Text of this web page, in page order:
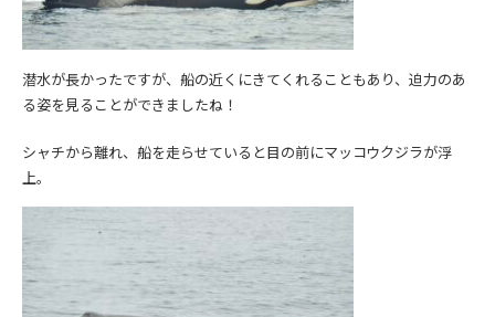
潜水が長かったですが、船の近くにきてくれることもあり、迫力のあ
る姿を見ることができましたね！
シャチから離れ、船を走らせていると目の前にマッコウクジラが浮
上。